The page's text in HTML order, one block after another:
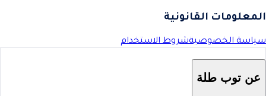
المعلومات القانونية
سياسة الخصوصيةشروط الاستخدام
عن توب طلة